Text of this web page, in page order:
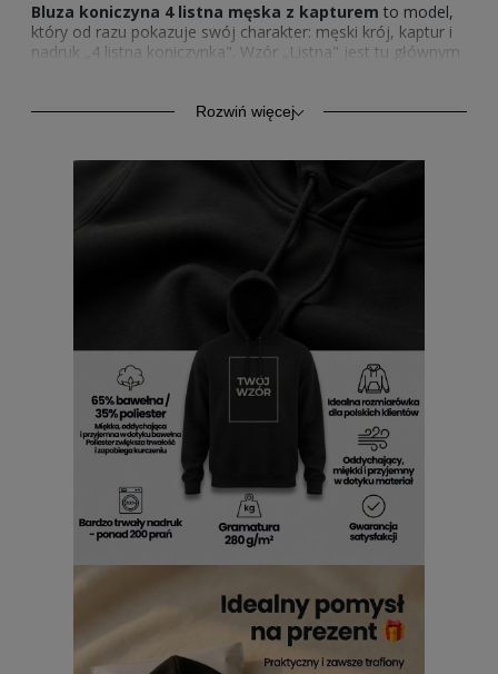
Bluza koniczyna 4 listna męska z kapturem to model,
który od razu pokazuje swój charakter: męski krój, kaptur i
nadruk „4 listna koniczynka". Wzór „Listna" jest tu głównym
280 g/m2 bawełny dla komfortu
Bluzę wykonano z bawełny o gramaturze 280 g/m2. Taki
parametr wspiera odczucie solidniejszej odzieży i przekłada
się na komfort oraz trwałość w regularnym użytkowaniu. Ta
bluza koniczyna 4 listna męska z kapturem sprawdzi się
zarówno dla mężczyzn, którzy chcą bluzy z kapturem z
motywem 4-listnej koniczyny, jak i dla osób stawiających na
bawełniany materiał i wygodę noszenia, a także dla tych,
którzy lubią połączenie stylu casual i sportowego.
Krój bluzy koniczyny 4-listnej:
kaptur, kangurkowa kieszeń i
ściągacze
Na wygodę tej bluzy pracują też detale konstrukcyjne. Jest
tu kaptur, praktyczna kangurkowa kieszeń oraz ściągacze na
rękawach i dole. Takie wykończenie pomaga lepiej układać
się bluzie na sylwetce i zwiększa komfort podczas noszenia.
Każdy z tych elementów – kaptur jako praktyczny element
bluzy, kangurkowa kieszeń na drobiazgi oraz ściągacze na
rękawach i dole dla lepszego dopasowania – przyczynia się
do funkcjonalności całego modelu.
Rozwiń więcej